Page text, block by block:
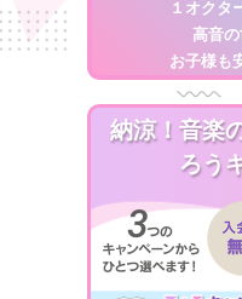
１オクタ
高音
お子様も
納涼！音楽
ろう